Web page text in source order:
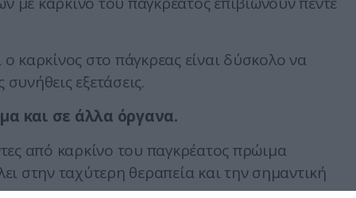
καρκίνος στο πάγκρεας είναι δύσκολο να
εξετάσεις.
και σε άλλα όργανα.
από καρκίνο του παγκρέατος πρώιμα
στην ταχύτερη θεραπεία και την σημαντική